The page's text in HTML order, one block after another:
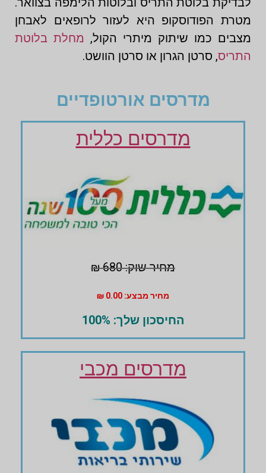
מטרת הפודוסקופ היא לעזור לרופאים לאבחן
מצבים כמו שיתוק מיתרי הקול, מחלת בלוטת
התריס, סרטן הגרון או סרטן הוושט.
מדרסים אורטופדיים
מדרסים כללית
מחיר שוק: 680 ₪
מחיר מבצע: 0.00 ₪
החיסכון שלך: 100%
מדרסים מכבי